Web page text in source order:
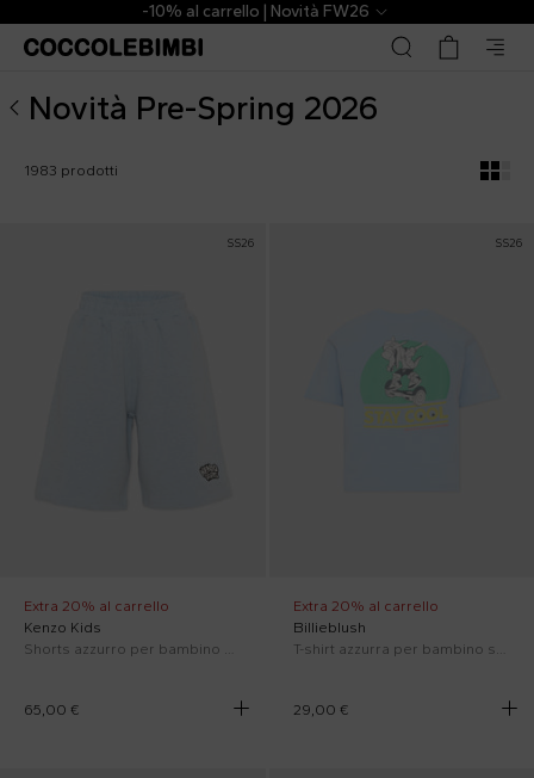
-10% al carrello | Novità FW26
Novità Pre-Spring 2026
1983 prodotti
SS26
Extra 20% al carrello
Kenzo Kids
65,00 €
SS26
Extra 20% al carrello
Billieblush
29,00 €
Novità Pre-Spring 2026 Bambino | CoccoleBimbi